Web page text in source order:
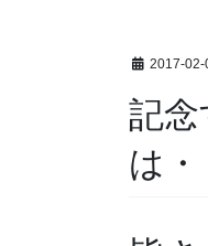
2017-02-
記
は・